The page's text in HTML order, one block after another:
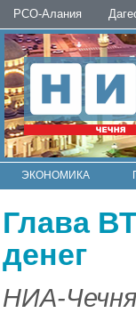
РСО-Алания
ЭКОНОМИКА
Глава
денег
НИА-Чечня